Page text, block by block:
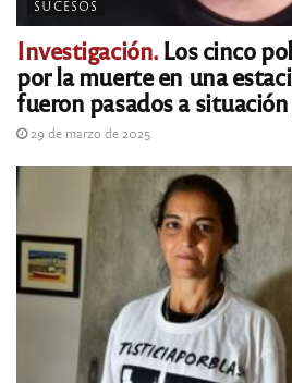
SUCESOS
Investigación.Los cinco
por la muerte en una
fueron pasados a
29 de marzo de 2025